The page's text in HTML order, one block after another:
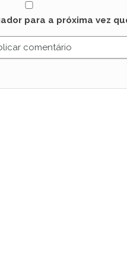
para a próxima vez